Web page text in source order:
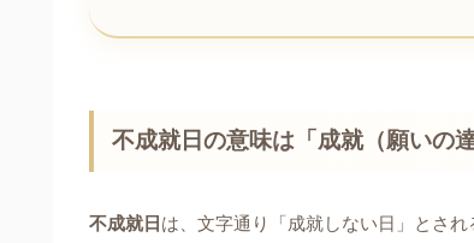
不成就日の意味は「成就（願いの
不成就日 は、文字通り「成就しない日」とさ